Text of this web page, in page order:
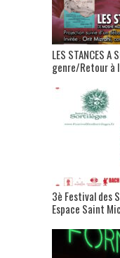
LES STANCES
genre/Retour à
3è Festival des
Espace Saint